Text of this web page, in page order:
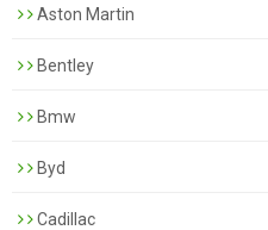
Aston Martin
Bentley
Bmw
Byd
Cadillac